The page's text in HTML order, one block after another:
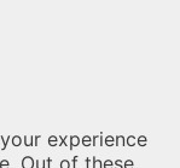
experience
Out of these,